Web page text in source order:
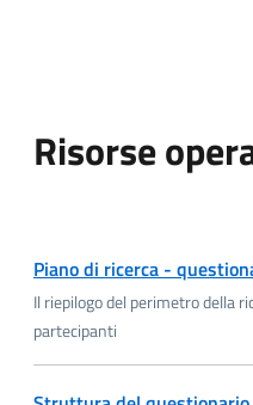
Risorse
Scarica ODT
Piano di ricerca -
Il riepilogo del perimetro della
partecipanti